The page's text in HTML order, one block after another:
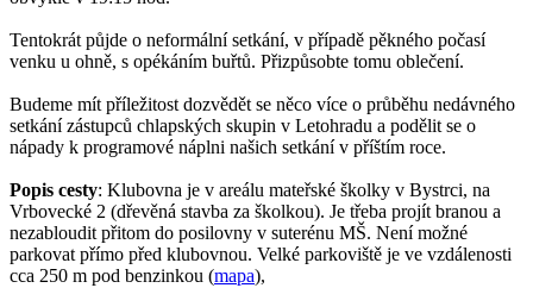
Tentokrát půjde o neformální setkání, v případě pěkného počasí
venku u ohně, s opékáním buřtů. Přizpůsobte tomu oblečení.
Budeme mít příležitost dozvědět se něco více o průběhu nedávného
setkání zástupců chlapských skupin v Letohradu a podělit se o
nápady k programové náplni našich setkání v příštím roce.
Popis cesty: Klubovna je v areálu mateřské školky v Bystrci, na
Vrbovecké 2 (dřevěná stavba za školkou). Je třeba projít branou a
nezabloudit přitom do posilovny v suterénu MŠ. Není možné
parkovat přímo před klubovnou. Velké parkoviště je ve vzdálenosti
cca 250 m pod benzinkou (mapa),